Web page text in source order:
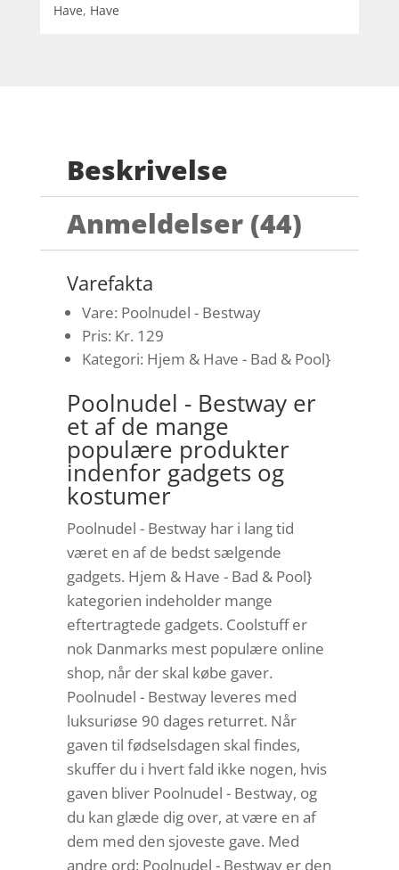
Have, Have
Beskrivelse
Anmeldelser (44)
Varefakta
Vare: Poolnudel - Bestway
Pris: Kr. 129
Kategori: Hjem & Have - Bad & Pool}
Poolnudel - Bestway er
et af de mange
populære produkter
indenfor gadgets og
kostumer
Poolnudel - Bestway har i lang tid
været en af de bedst sælgende
gadgets. Hjem & Have - Bad & Pool}
kategorien indeholder mange
eftertragtede gadgets. Coolstuff er
nok Danmarks mest populære online
shop, når der skal købe gaver.
Poolnudel - Bestway leveres med
luksuriøse 90 dages returret. Når
gaven til fødselsdagen skal findes,
skuffer du i hvert fald ikke nogen, hvis
gaven bliver Poolnudel - Bestway, og
du kan glæde dig over, at være en af
dem med den sjoveste gave. Med
andre ord: Poolnudel - Bestway er den